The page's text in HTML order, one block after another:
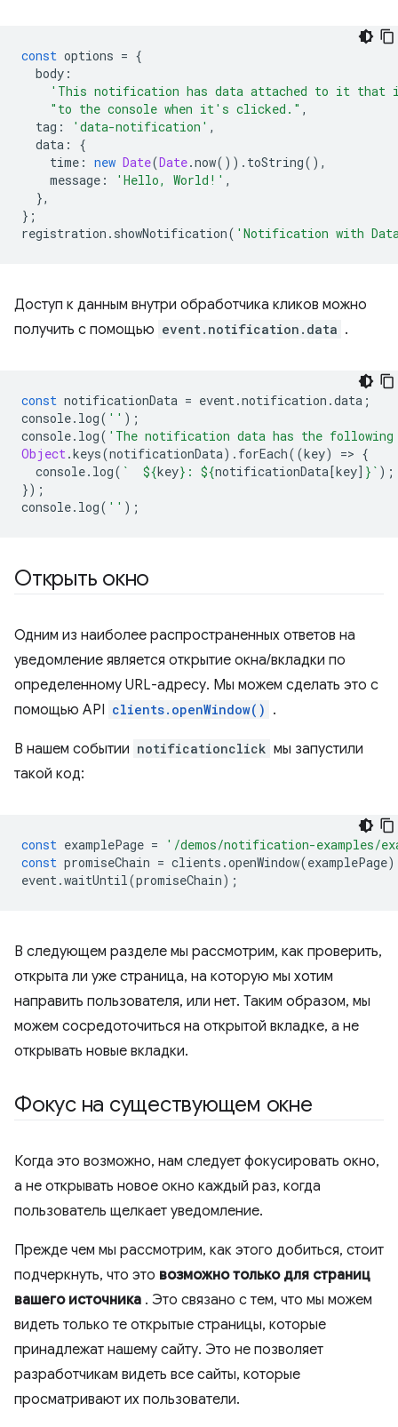
const options = {
body :
'This notification has data attached to it
"to the console when it's clicked." ,
tag : 'data-notification' ,
data :
{
time : new Date(Date.now()). toString(),
message : 'Hello, World!' ,
},
};
registration . showNotification( 'Notification with
Доступ к данным внутри обработчика кликов можно
получить с помощью event.notification.data .
const notificationData = event.notification .data ;
console. log( '' );
console. log( 'The notification data has the following
Object.keys(notificationData). forEach((key) => {
console. log( ` ${key} : ${notificationData[key] } ` );
});
console. log( '' );
Открыть окно
Одним из наиболее распространенных ответов на
уведомление является открытие окна/вкладки по
определенному URL-адресу. Мы можем сделать это с
помощью API clients.openWindow() .
В нашем событии notificationclick мы запустили
такой код:
const examplePage =
'/demos/notification-examples/
const promiseChain = clients .openWindow(examplePage
event.waitUntil(promiseChain);
В следующем разделе мы рассмотрим, как проверить,
открыта ли уже страница, на которую мы хотим
направить пользователя, или нет. Таким образом, мы
можем сосредоточиться на открытой вкладке, а не
открывать новые вкладки.
Фокус на существующем окне
Когда это возможно, нам следует фокусировать окно,
а не открывать новое окно каждый раз, когда
пользователь щелкает уведомление.
Прежде чем мы рассмотрим, как этого добиться, стоит
подчеркнуть, что это возможно только для страниц
вашего источника . Это связано с тем, что мы можем
видеть только те открытые страницы, которые
принадлежат нашему сайту. Это не позволяет
разработчикам видеть все сайты, которые
просматривают их пользователи.